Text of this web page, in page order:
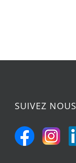
SUIVEZ NOUS